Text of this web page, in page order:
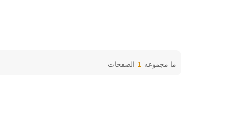
ما مجموعه 1 الصفحات